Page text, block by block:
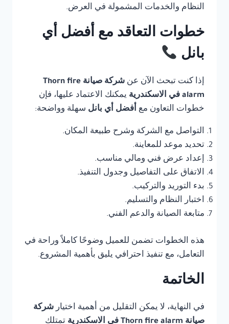
النظام والخدمات المشمولة في العرض.
خطوات التعاقد مع أفضل أي
بانل
إذا كنت تبحث الآن عن
شركة صيانة Thorn fire
alarm في الاسكندرية
يمكنك الاعتماد عليها، فإن
خطوات التعاون مع أفضل أي بانل سهلة وواضحة:
التواصل مع الشركة وشرح طبيعة المكان.
تحديد موعد للمعاينة.
إعداد عرض فني ومالي مناسب.
الاتفاق على التفاصيل وجدول التنفيذ.
بدء التوريد والتركيب.
اختبار النظام والتسليم.
متابعة الصيانة والدعم الفني.
هذه الخطوات تضمن للعميل وضوحًا كاملاً وراحة في
التعامل، مع تنفيذ احترافي يليق بأهمية المشروع.
الخاتمة
في النهاية، لا يمكن التقليل من أهمية اختيار شركة
صيانة Thorn fire alarm في الاسكندرية
تمتلك